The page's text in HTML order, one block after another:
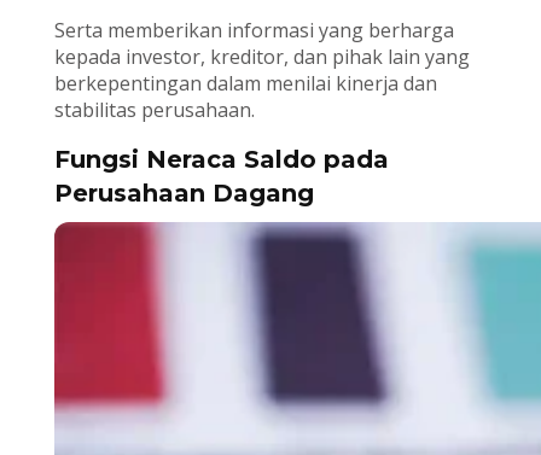
Serta memberikan informasi yang berharga
kepada investor, kreditor, dan pihak lain yang
berkepentingan dalam menilai kinerja dan
stabilitas perusahaan.
Fungsi Neraca Saldo pada
Perusahaan Dagang